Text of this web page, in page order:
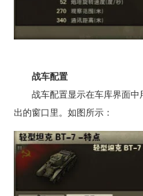
战车配置
战车配置显示在车库界面中
出的窗口里。如图所示：